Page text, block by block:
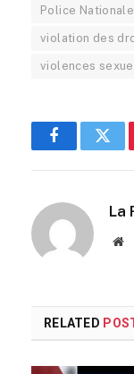
Police
violation des
violences
Facebook
La
RELATED